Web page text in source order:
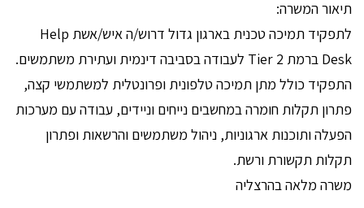
תיאור המשרה:
לתפקיד תמיכה טכנית בארגון גדול דרוש/ה איש/אשת Help
Desk ברמת Tier 2 לעבודה בסביבה דינמית ועתירת משתמשים.
התפקיד כולל מתן תמיכה טלפונית ופרונטלית למשתמשי קצה,
פתרון תקלות חומרה במחשבים נייחים וניידים, עבודה עם מערכות
הפעלה ותוכנות ארגוניות, ניהול משתמשים והרשאות ופתרון
תקלות תקשורת ורשת.
משרה מלאה בהרצליה